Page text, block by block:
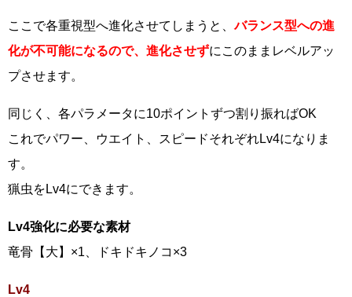
ここで各重視型へ進化させてしまうと、バランス型への進
化が不可能になるので、進化させずにこのままレベルアッ
プさせます。
同じく、各パラメータに10ポイントずつ割り振ればOK
これでパワー、ウエイト、スピードそれぞれLv4になりま
す。
猟虫をLv4にできます。
Lv4強化に必要な素材
竜骨【大】×1、ドキドキノコ×3
Lv4